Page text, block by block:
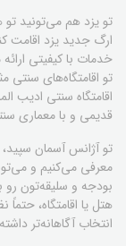
تو یزد هم می‌تونید
ارگ جدید یزد اقامت
خدمات با کیفیتی
تو اقامتگاه‌های سنتی
اقامتگاه سنتی ادیب
قدیمی و با معماری
تو آژانس آسمان
معرفی می‌کنیم و
بودجه و سلیقه‌تون رو
هتل یا اقامتگاه،
انتخاب آگاهانه‌تر